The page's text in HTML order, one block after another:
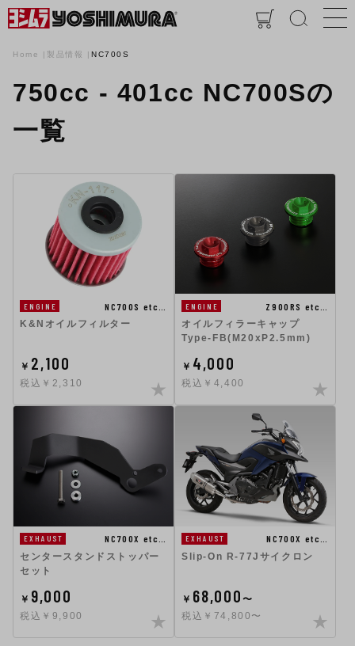
Home 製品情報 NC700S
750cc - 401cc NC700Sの
一覧
ENGINE
NC700S etc…
K&Nオイルフィルター
￥ 2,100
税込￥2,310
ENGINE
Z900RS etc…
オイルフィラーキャップ
Type-FB(M20xP2.5mm)
￥ 4,000
税込￥4,400
EXHAUST
NC700X etc…
センタースタンドストッパー
セット
￥ 9,000
税込￥9,900
EXHAUST
NC700X etc…
Slip-On R-77Jサイクロン
￥ 68,000〜
税込￥74,800〜